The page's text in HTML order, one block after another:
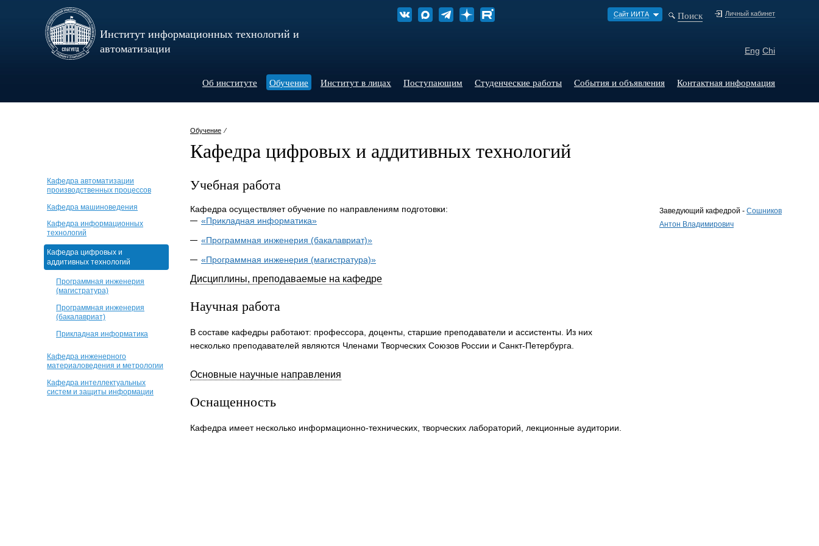
Институт информационных технологий и
автоматизации
Личный кабинет
Поиск
Сайт ИИТА
Eng Chi
Об институте Обучение Институт в лицах Поступающим Студенческие работы События и объявления Контактная информация
Обучение ⁄
Кафедра цифровых и аддитивных технологий
Кафедра автоматизации
производственных процессов
Кафедра машиноведения
Кафедра информационных
технологий
Кафедра цифровых и
аддитивных технологий
Программная инженерия
(магистратура)
Программная инженерия
(бакалавриат)
Прикладная информатика
Кафедра инженерного
материаловедения и метрологии
Кафедра интеллектуальных
систем и защиты информации
Учебная работа
Заведующий кафедрой - Сошников
Антон Владимирович
Кафедра осуществляет обучение по направлениям подготовки:
«Прикладная информатика»
«Программная инженерия (бакалавриат)»
«Программная инженерия (магистратура)»
Дисциплины, преподаваемые на кафедре
Научная работа
В составе кафедры работают: профессора, доценты, старшие преподаватели и ассистенты. Из них
несколько преподавателей являются Членами Творческих Союзов России и Санкт-Петербурга.
Основные научные направления
Оснащенность
Кафедра имеет несколько информационно-технических, творческих лабораторий, лекционные аудитории.